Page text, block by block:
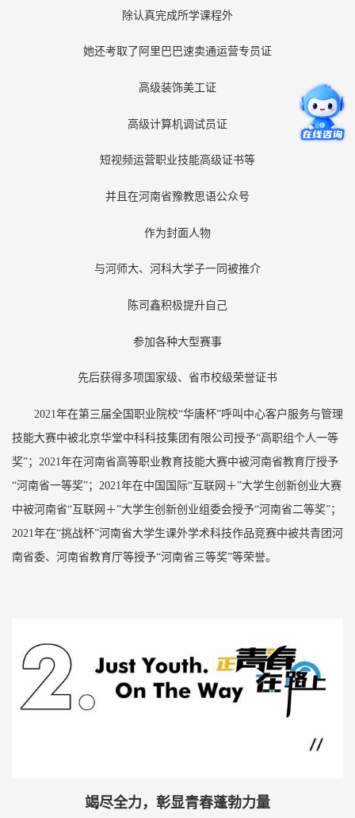
除认真完成所学课程外
她还考取了阿里巴巴速卖通运营专员证
高级装饰美工证
高级计算机调试员证
短视频运营职业技能高级证书等
并且在河南省豫教思语公众号
作为封面人物
与河师大、河科大学子一同被推介
陈司鑫积极提升自己
参加各种大型赛事
先后获得多项国家级、省市校级荣誉证书
2021年在第三届全国职业院校“华唐杯”呼叫中心客户服务与管理
技能大赛中被北京华堂中科科技集团有限公司授予“高职组个人一等
奖”；2021年在河南省高等职业教育技能大赛中被河南省教育厅授予
“河南省一等奖”；2021年在中国国际“互联网＋”大学生创新创业大赛
中被河南省“互联网＋”大学生创新创业组委会授予“河南省二等奖”；
2021年在“挑战杯”河南省大学生课外学术科技作品竞赛中被共青团河
南省委、河南省教育厅等授予“河南省三等奖”等荣誉。
竭尽全力，彰显青春蓬勃力量